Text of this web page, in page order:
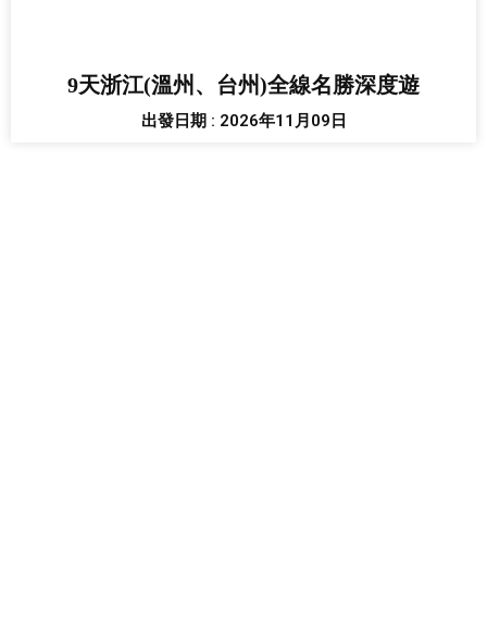
9天浙江(溫州、台州)全線名勝深度遊
出發日期 : 2026年11月09日